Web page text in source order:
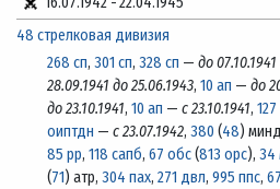
48 стрелковая дивизия
268 сп, 301 сп, 328 сп — до
28.09.1941 до 25.06.1943, 10 ап — до
до 23.10.1941, 10 ап — с 23.10.1941,
оиптдн — с 23.07.1942, 380 (48)
85 рр, 118 сапб, 67 обс(813 орс), 34
(71) атр, 304 пах, 271 двл, 995 ппс,